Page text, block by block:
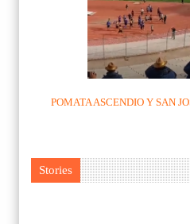
POMATA ASCENDIO Y SAN
Stories